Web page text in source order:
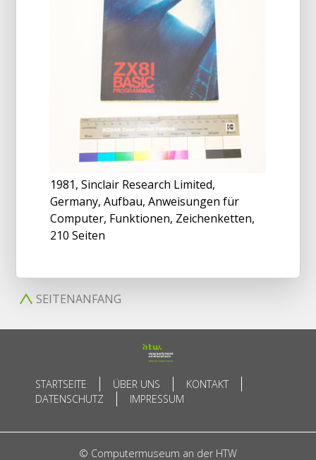
1981, Sinclair Research Limited,
Germany, Aufbau, Anweisungen für
Computer, Funktionen, Zeichenketten,
210 Seiten
SEITENANFANG
STARTSEITE ÜBER UNS
KONTAKT
DATENSCHUTZ
IMPRESSUM
© Computermuseum an der HTW